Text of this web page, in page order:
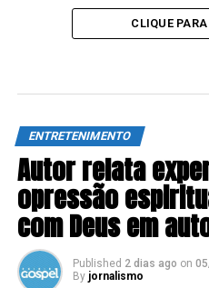
CLIQUE
ENTRETENIMENTO
Autor relata
opressão
com Deus em
Published 2 dias ago on
By jornalismo